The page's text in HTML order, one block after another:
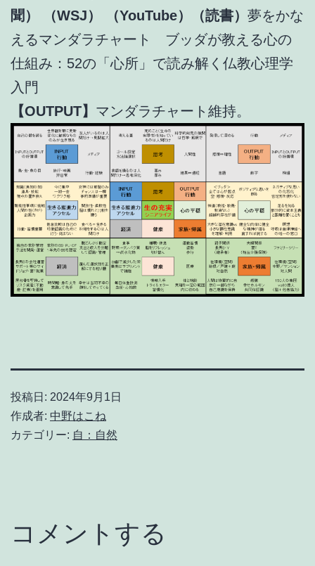
聞）
（WSJ） （YouTube）（読書） 夢をかな
えるマンダラチャート ブッダが教える心の
仕組み：52の「心所」で読み解く仏教心理学
入門
【OUTPUT】 マンダラチャート維持。
投稿日: 2024年9月1日
作成者: 中野はこね
カテゴリー: 自：自然
コメントする